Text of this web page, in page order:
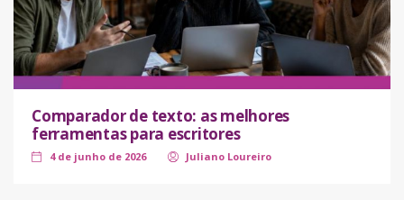
Comparador de texto: as melhores
ferramentas para escritores
4 de junho de 2026 Juliano Loureiro